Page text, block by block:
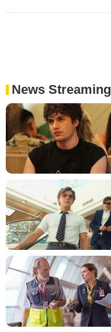
News Streaming